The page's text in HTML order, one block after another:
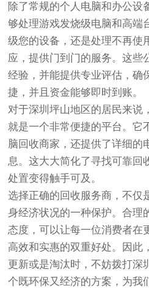
除了常规的个人电脑和办公设
够处理游戏发烧级电脑和高端
级您的设备，还是处理不再使
应，提供门到门的服务。这些
经验，并能提供专业评估，确
捷，并且资金能够即时到账。
对于深圳坪山地区的居民来说
就是一个非常便捷的平台。它
脑回收商家，还提供了详细的
息。这大大简化了寻找可靠回
处置变得触手可及。
选择正确的回收服务商，不仅
身经济状况的一种保护。合理
态度，可以让每一位消费者在
高效和实惠的双重好处。因此
更新或是淘汰时，不妨拨打深
个既环保又经济的方案，为我